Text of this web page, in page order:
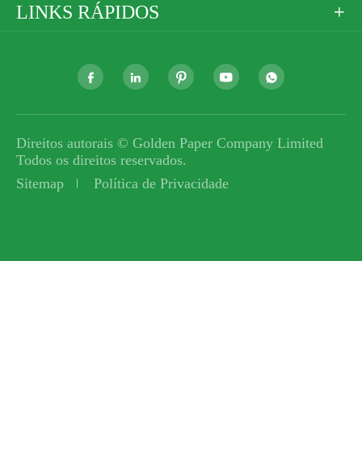
LINKS RÁPIDOS 
    
Direitos autorais © Golden Paper Company Limited
Todos os direitos reservados.
Sitemap
Política de Privacidade